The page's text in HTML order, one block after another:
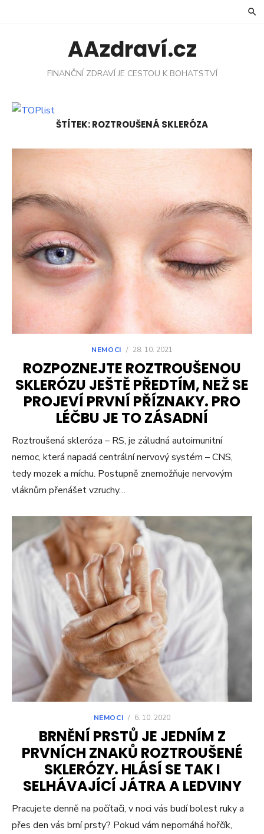
AAzdraví.cz
FINANČNÍ ZDRAVÍ JE CESTOU K BOHATSTVÍ
ŠTÍTEK:ROZTROUŠENÁ SKLERÓZA
NEMOCI / 28. 10. 2021
ROZPOZNEJTE ROZTROUŠENOU
SKLERÓZU JEŠTĚ PŘEDTÍM, NEŽ SE
PROJEVÍ PRVNÍ PŘÍZNAKY. PRO
LÉČBU JE TO ZÁSADNÍ
Roztroušená skleróza – RS, je záludná autoimunitní
nemoc, která napadá centrální nervový systém – CNS,
tedy mozek a míchu. Postupně znemožňuje nervovým
vláknům přenášet vzruchy…
NEMOCI / 6. 10. 2020
BRNĚNÍ PRSTŮ JE JEDNÍM Z
PRVNÍCH ZNAKŮ ROZTROUŠENÉ
SKLERÓZY. HLÁSÍ SE TAK I
SELHÁVAJÍCÍ JÁTRA A LEDVINY
Pracujete denně na počítači, v noci vás budí bolest ruky a
přes den vás brní prsty? Pokud vám nepomáhá hořčík,